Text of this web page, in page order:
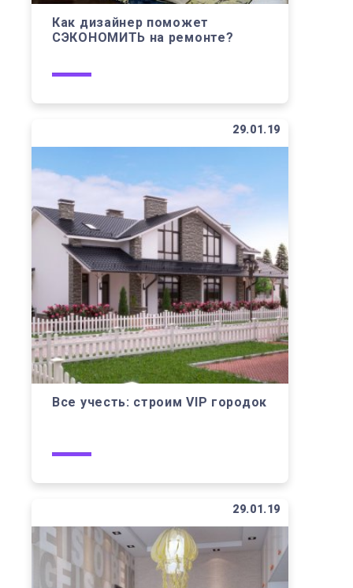
Как дизайнер поможет
СЭКОНОМИТЬ на ремонте?
29.01.19
Все учесть: строим VIP городок
29.01.19